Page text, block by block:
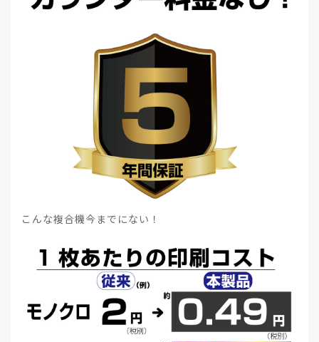
こんな複合機今までにない！